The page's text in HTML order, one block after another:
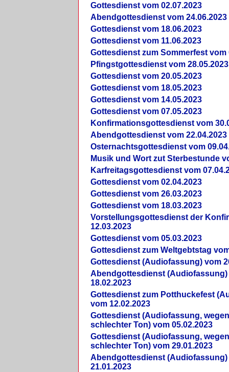
Gottesdienst vom 02.07.2023
Abendgottesdienst vom 24.06.2023
Gottesdienst vom 18.06.2023
Gottesdienst vom 11.06.2023
Gottesdienst zum Sommerfest vom
Pfingstgottesdienst vom 28.05.2023
Gottesdienst vom 20.05.2023
Gottesdienst vom 18.05.2023
Gottesdienst vom 14.05.2023
Gottesdienst vom 07.05.2023
Konfirmationsgottesdienst vom
Abendgottesdienst vom 22.04.2023
Osternachtsgottesdienst vom
Musik und Wort zut Sterbestunde
Karfreitagsgottesdienst vom
Gottesdienst vom 02.04.2023
Gottesdienst vom 26.03.2023
Gottesdienst vom 18.03.2023
Vorstellungsgottesdienst der
12.03.2023
Gottesdienst vom 05.03.2023
Gottesdienst zum Weltgebtstag
Gottesdienst (Audiofassung) vom
Abendgottesdienst (Audiofassung)
18.02.2023
Gottesdienst zum Potthuckefest
vom 12.02.2023
Gottesdienst (Audiofassung,
schlechter Ton) vom 05.02.2023
Gottesdienst (Audiofassung,
schlechter Ton) vom 29.01.2023
Abendgottesdienst (Audiofassung)
21.01.2023